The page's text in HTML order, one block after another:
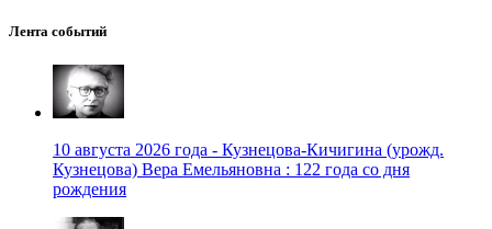
Лента событий
10 августа 2026 года - Кузнецова-Кичигина (урожд.
Кузнецова) Вера Емельяновна : 122 года со дня
рождения